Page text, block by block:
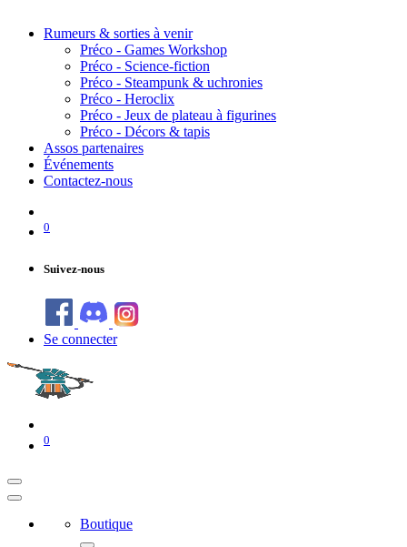
Rumeurs & sorties à venir
Préco - Games Workshop
Préco - Science-fiction
Préco - Steampunk & uchronies
Préco - Heroclix
Préco - Jeux de plateau à figurines
Préco - Décors & tapis
Assos partenaires
Événements
Contactez-nous
0
Suivez-nous
Se connecter
0
Boutique